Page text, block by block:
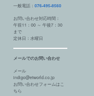
一般電話：076-495-8560
お問い合わせ対応時間：
午前11：00 ～ 午後7：30
まで
定休日：水曜日
メールでのお問い合わせ
メール
indigo@etworld.co.jp
お問い合わせフォームはこ
ちら